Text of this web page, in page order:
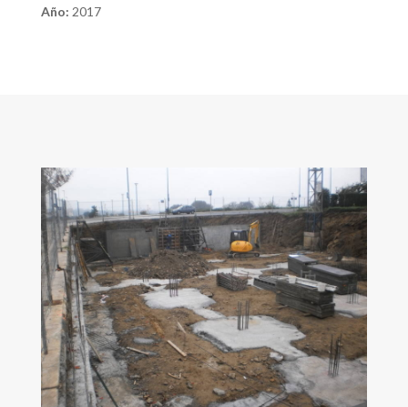
Año: 2017